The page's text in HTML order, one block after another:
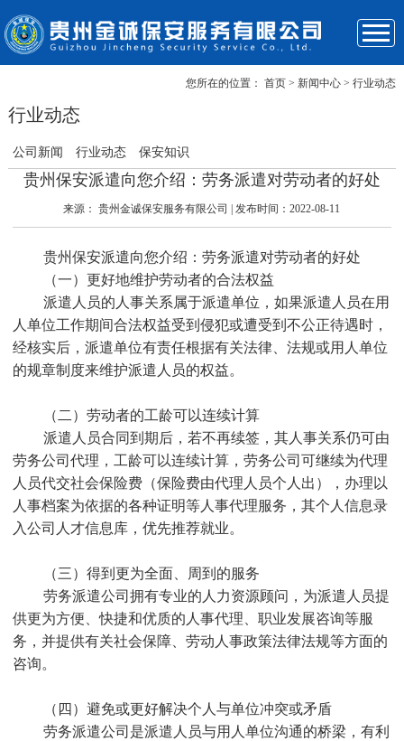
首页
关于我们
企业优势
服务项目
成功案例
新闻资讯
保安风采
联系我们
您所在的位置：首页 > 新闻中心 > 行业动态
行业动态
公司新闻 行业动态 保安知识
贵州保安派遣向您介绍：​劳务派遣对劳动者的好处
来源：贵州金诚保安服务有限公司 | 发布时间：2022-08-11
贵州保安派遣向您介绍：劳务派遣对劳动者的好处
（一）更好地维护劳动者的合法权益
派遣人员的人事关系属于派遣单位，如果派遣人员在用
人单位工作期间合法权益受到侵犯或遭受到不公正待遇时，
经核实后，派遣单位有责任根据有关法律、法规或用人单位
的规章制度来维护派遣人员的权益。
（二）劳动者的工龄可以连续计算
派遣人员合同到期后，若不再续签，其人事关系仍可由
劳务公司代理，工龄可以连续计算，劳务公司可继续为代理
人员代交社会保险费（保险费由代理人员个人出），办理以
人事档案为依据的各种证明等人事代理服务，其个人信息录
入公司人才信息库，优先推荐就业。
（三）得到更为全面、周到的服务
劳务派遣公司拥有专业的人力资源顾问，为派遣人员提
供更为方便、快捷和优质的人事代理、职业发展咨询等服
务，并提供有关社会保障、劳动人事政策法律法规等方面的
咨询。
（四）避免或更好解决个人与单位冲突或矛盾
劳务派遣公司是派遣人员与用人单位沟通的桥梁，有利